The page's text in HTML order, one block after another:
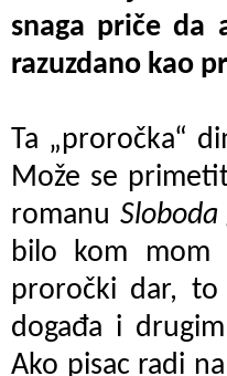
snaga priče da
razuzdano kao
Ta „proročka“
Može se
romanu
bilo kom mom
proročki dar, to
događa i
Ako pisac radi